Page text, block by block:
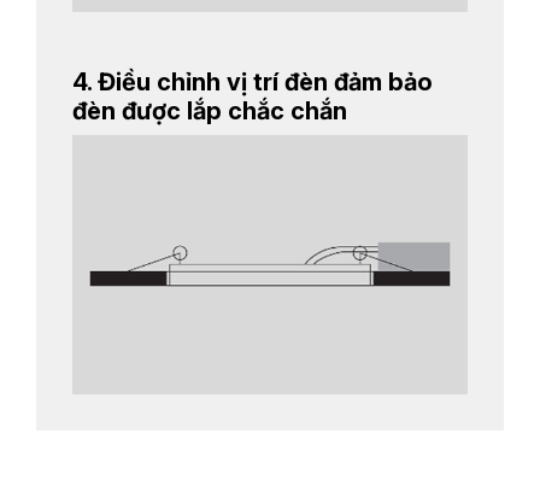
4. Điều chỉnh vị trí đèn đảm bảo
đèn được lắp chắc chắn